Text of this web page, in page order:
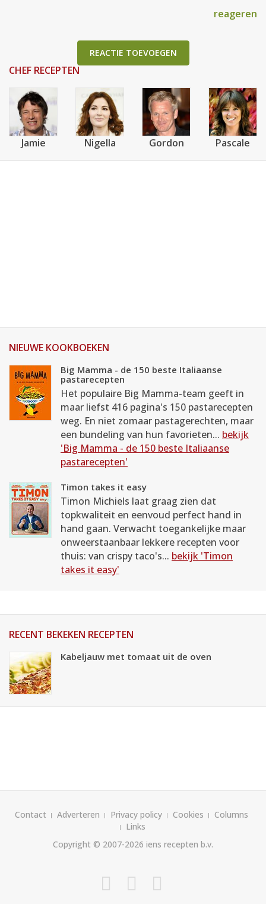
reageren
REACTIE TOEVOEGEN
CHEF RECEPTEN
Jamie Nigella Gordon Pascale
NIEUWE KOOKBOEKEN
Big Mamma - de 150 beste Italiaanse
pastarecepten
Het populaire Big Mamma-team geeft in
maar liefst 416 pagina's 150 pastarecepten
weg. En niet zomaar pastagerechten, maar
een bundeling van hun favorieten... bekijk
'Big Mamma - de 150 beste Italiaanse
pastarecepten'
Timon takes it easy
Timon Michiels laat graag zien dat
topkwaliteit en eenvoud perfect hand in
hand gaan. Verwacht toegankelijke maar
onweerstaanbaar lekkere recepten voor
thuis: van crispy taco's... bekijk 'Timon
takes it easy'
RECENT BEKEKEN RECEPTEN
Kabeljauw met tomaat uit de oven
Contact Adverteren Privacy policy Cookies
Columns
Links
Copyright © 2007-2026 iens recepten b.v.